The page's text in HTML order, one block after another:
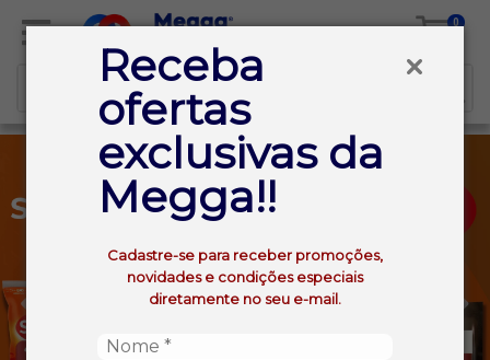
Receba
ofertas
exclusivas da
Megga!!
Cadastre-se para receber promoções,
novidades e condições especiais
diretamente no seu e-mail.
0